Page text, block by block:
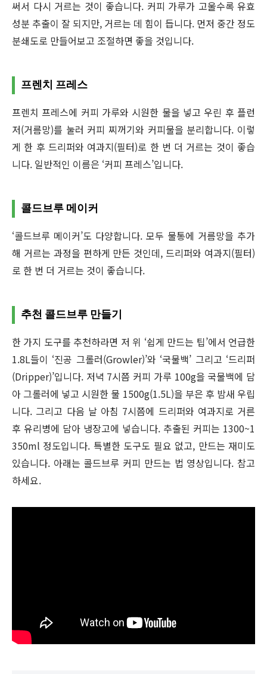
써서 다시 거르는 것이 좋습니다. 커피 가루가 고울수록 유효
성분 추출이 잘 되지만, 거르는 데 힘이 듭니다. 먼저 중간 정도
분쇄도로 만들어보고 조절하면 좋을 것입니다.
프렌치 프레스
프렌치 프레스에 커피 가루와 시원한 물을 넣고 우린 후 플런
저(거름망)를 눌러 커피 찌꺼기와 커피물을 분리합니다. 이렇
게 한 후 드리퍼와 여과지(필터)로 한 번 더 거르는 것이 좋습
니다. 일반적인 이름은 ‘커피 프레스’입니다.
콜드브루 메이커
‘콜드브루 메이커’도 다양합니다. 모두 물통에 거름망을 추가
해 거르는 과정을 편하게 만든 것인데, 드리퍼와 여과지(필터)
로 한 번 더 거르는 것이 좋습니다.
추천 콜드브루 만들기
한 가지 도구를 추천하라면 저 위 ‘쉽게 만드는 팁’에서 언급한
1.8L들이 ‘진공 그롤러(Growler)’와 ‘국물백’ 그리고 ‘드리퍼
(Dripper)’입니다. 저녁 7시쯤 커피 가루 100g을 국물백에 담
아 그롤러에 넣고 시원한 물 1500g(1.5L)을 부은 후 밤새 우립
니다. 그리고 다음 날 아침 7시쯤에 드리퍼와 여과지로 거른
후 유리병에 담아 냉장고에 넣습니다. 추출된 커피는 1300~1
350ml 정도입니다. 특별한 도구도 필요 없고, 만드는 재미도
있습니다. 아래는 콜드브루 커피 만드는 법 영상입니다. 참고
하세요.